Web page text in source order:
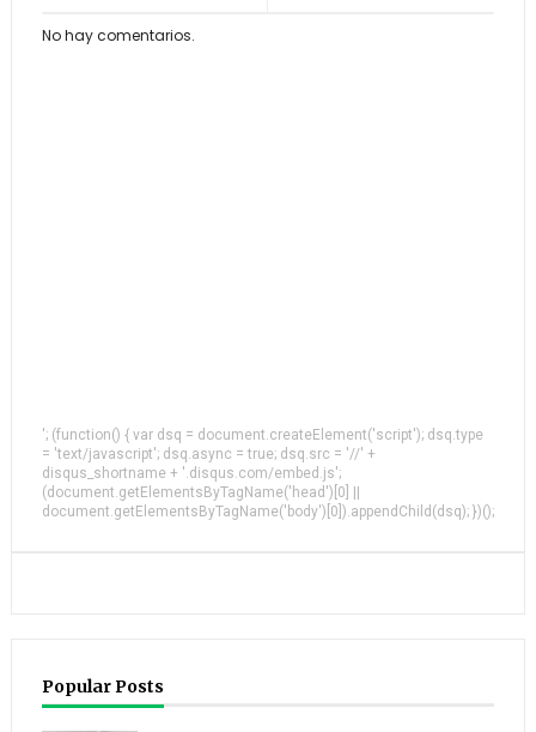
No hay comentarios.
'; (function() { var dsq = document.createElement('script'); dsq.type
= 'text/javascript'; dsq.async = true; dsq.src = '//' +
disqus_shortname + '.disqus.com/embed.js';
(document.getElementsByTagName('head')[0] ||
document.getElementsByTagName('body')[0]).appendChild(dsq); })();
Popular Posts